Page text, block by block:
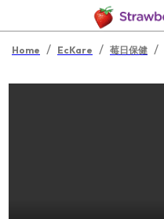
Home / EcKare / 莓日保健 /